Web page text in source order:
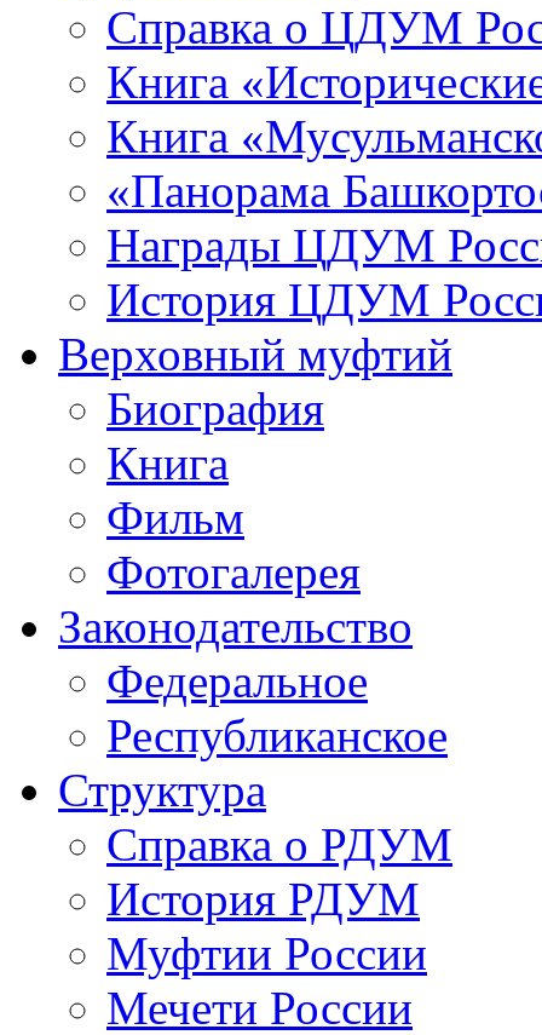
Справка о ЦДУМ
Книга
Книга
«Панорама
Награды ЦДУМ
История ЦДУМ
Верховный муфтий
Биография
Книга
Фильм
Фотогалерея
Законодательство
Федеральное
Республиканское
Структура
Справка о РДУМ
История РДУМ
Муфтии России
Мечети России